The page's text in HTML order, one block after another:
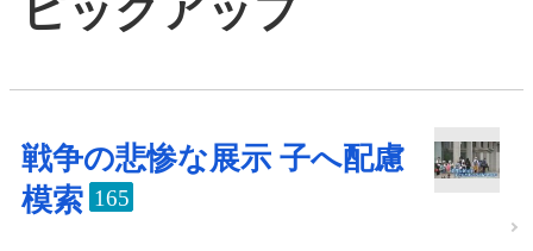
ピックアップ
戦争の悲惨な展示 子へ配慮
模索 165